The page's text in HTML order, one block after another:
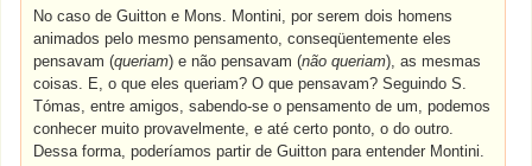
No caso de Guitton e Mons. Montini, por serem dois homens
animados pelo mesmo pensamento, conseqüentemente eles
pensavam (queriam) e não pensavam (não queriam), as mesmas
coisas. E, o que eles queriam? O que pensavam? Seguindo S.
Tómas, entre amigos, sabendo-se o pensamento de um, podemos
conhecer muito provavelmente, e até certo ponto, o do outro.
Dessa forma, poderíamos partir de Guitton para entender Montini.